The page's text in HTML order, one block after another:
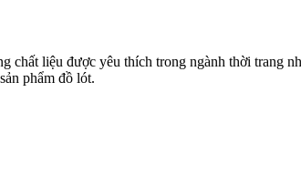
chất liệu được yêu thích trong ngành thời
phẩm đồ lót.